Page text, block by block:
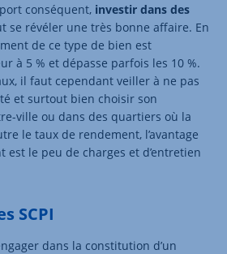
conséquent, investir dans des
se révéler une très bonne affaire. En
de ce type de bien est
à 5 % et dépasse parfois les 10 %.
il faut cependant veiller à ne pas
et surtout bien choisir son
ville ou dans des quartiers où la
le taux de rendement, l’avantage
est le peu de charges et d’entretien
SCPI
dans la constitution d’un